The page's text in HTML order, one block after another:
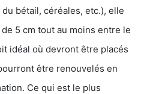
bétail, céréales, etc.), elle
5 cm tout au moins entre le
idéal où devront être placés
être renouvelés en
Ce qui est le plus